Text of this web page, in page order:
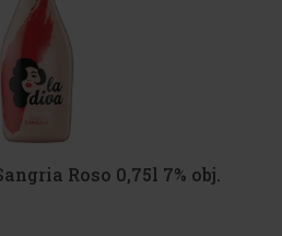
Roso 0,75l 7% obj.